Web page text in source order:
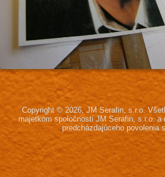
Copyright © 2026, JM Serafin, s.r.o.
majetkom spoločnosti JM Serafin, s.r.o. a
predcházdajúceho povolenia